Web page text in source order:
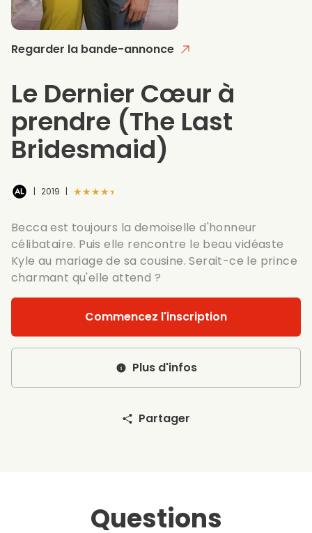
Regarder la bande-annonce
Le Dernier Cœur à
prendre (The Last
Bridesmaid)
| 2019 | ★★★★★
Becca est toujours la demoiselle d'honneur
célibataire. Puis elle rencontre le beau vidéaste
Kyle au mariage de sa cousine. Serait-ce le prince
charmant qu'elle attend ?
Commencez l'inscription
Plus d'infos
Partager
Questions